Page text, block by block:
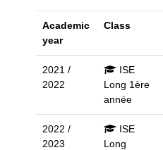
Academic
year
Class
2021 /
2022
ISE
Long 1ère
année
2022 /
2023
ISE
Long